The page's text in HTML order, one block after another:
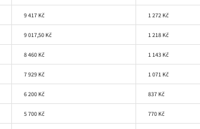
9 417 Kč 1 272 Kč
9 017,50 Kč 1 218 Kč
8 460 Kč 1 143 Kč
7 929 Kč 1 071 Kč
6 200 Kč 837 Kč
5 700 Kč 770 Kč